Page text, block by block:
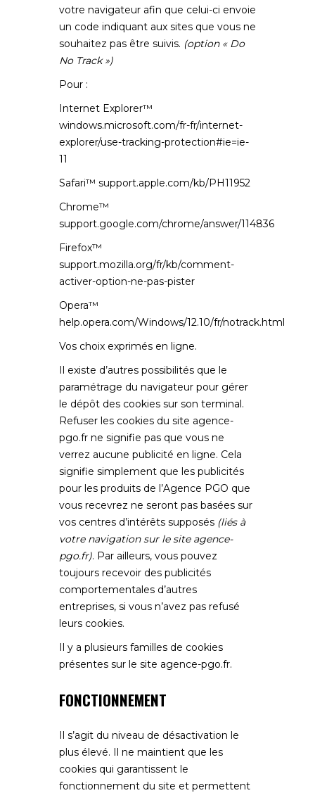
votre navigateur afin que celui-ci envoie
un code indiquant aux sites que vous ne
souhaitez pas être suivis. (option « Do
No Track »)
Pour :
Internet Explorer™
windows.microsoft.com/fr-fr/internet-
explorer/use-tracking-protection#ie=ie-
11
Safari™ support.apple.com/kb/PH11952
Chrome™
support.google.com/chrome/answer/114836
Firefox™
support.mozilla.org/fr/kb/comment-
activer-option-ne-pas-pister
Opera™
help.opera.com/Windows/12.10/fr/notrack.html
Vos choix exprimés en ligne.
Il existe d’autres possibilités que le
paramétrage du navigateur pour gérer
le dépôt des cookies sur son terminal.
Refuser les cookies du site agence-
pgo.fr ne signifie pas que vous ne
verrez aucune publicité en ligne. Cela
signifie simplement que les publicités
pour les produits de l’Agence PGO que
vous recevrez ne seront pas basées sur
vos centres d’intérêts supposés (liés à
votre navigation sur le site agence-
pgo.fr). Par ailleurs, vous pouvez
toujours recevoir des publicités
comportementales d’autres
entreprises, si vous n’avez pas refusé
leurs cookies.
Il y a plusieurs familles de cookies
présentes sur le site agence-pgo.fr.
FONCTIONNEMENT
Il s’agit du niveau de désactivation le
plus élevé. Il ne maintient que les
cookies qui garantissent le
fonctionnement du site et permettent